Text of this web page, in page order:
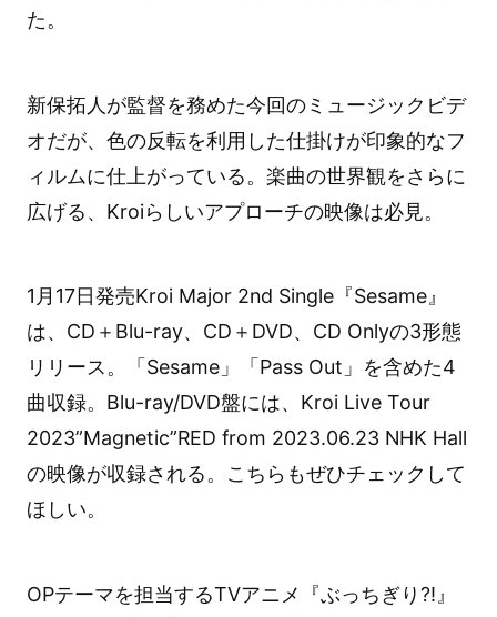
た。
新保拓人が監督を務めた今回のミュージックビデ
オだが、色の反転を利用した仕掛けが印象的なフ
ィルムに仕上がっている。楽曲の世界観をさらに
広げる、Kroiらしいアプローチの映像は必見。
1月17日発売Kroi Major 2nd Single『Sesame』
は、CD＋Blu-ray、CD＋DVD、CD Onlyの3形態
リリース。「Sesame」「Pass Out」を含めた4
曲収録。Blu-ray/DVD盤には、Kroi Live Tour
2023”Magnetic”RED from 2023.06.23 NHK Hall
の映像が収録される。こちらもぜひチェックして
ほしい。
OPテーマを担当するTVアニメ『ぶっちぎり?!』